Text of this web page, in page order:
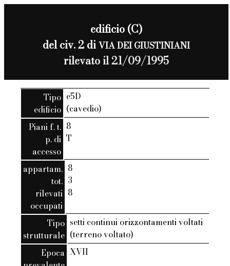
edificio (C)
del civ. 2 diVIA DEI GIUSTINIANI
rilevato il 21/09/1995
Tipo
edificio
e5D
(cavedio)
Piani f. t.
p. di
accesso
8
T
appartam.
tot.
rilevati
occupati
8
3
8
Tipo
strutturale
setti continui orizzontamenti voltati
(terreno voltato)
Epoca XVII